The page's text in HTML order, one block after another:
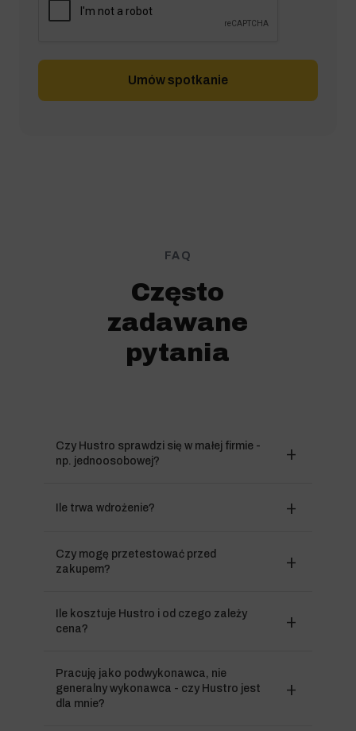
Umów spotkanie
FAQ
Często
zadawane
pytania
Czy Hustro sprawdzi się w małej firmie -
np. jednoosobowej?
Ile trwa wdrożenie?
Czy mogę przetestować przed
zakupem?
Ile kosztuje Hustro i od czego zależy
cena?
Pracuję jako podwykonawca, nie
generalny wykonawca - czy Hustro jest
dla mnie?